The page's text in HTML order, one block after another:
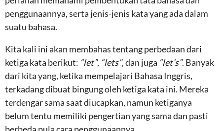
penggunaannya, serta jenis-jenis kata yang ada dalam
suatu bahasa.
Kita kali ini akan membahas tentang perbedaan dari
ketiga kata berikut: “let”, “lets”, dan juga “let’s”. Banyak
dari kita yang, ketika mempelajari Bahasa Inggris,
terkadang dibuat bingung oleh ketiga kata ini. Mereka
terdengar sama saat diucapkan, namun ketiganya
belum tentu memiliki pengertian yang sama dan pasti